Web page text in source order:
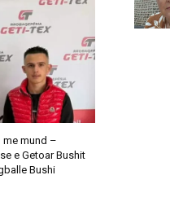
me mund –
e Getoar Bushit
Bushi